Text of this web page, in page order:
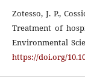
Zotesso, J. P.,
Treatment of
Environmental
https://doi.org/